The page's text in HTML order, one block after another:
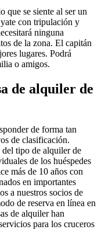
que se siente al ser un
con tripulación y
ninguna
de la zona. El capitán
lugares. Podrá
o amigos.
de alquiler de
de forma tan
de clasificación.
del tipo de alquiler de
de los huéspedes
más de 10 años con
en importantes
a nuestros socios de
de reserva en línea en
de alquiler han
para los cruceros